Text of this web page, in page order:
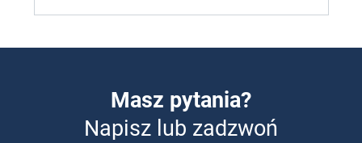
Masz pytania?
Napisz lub zadzwoń